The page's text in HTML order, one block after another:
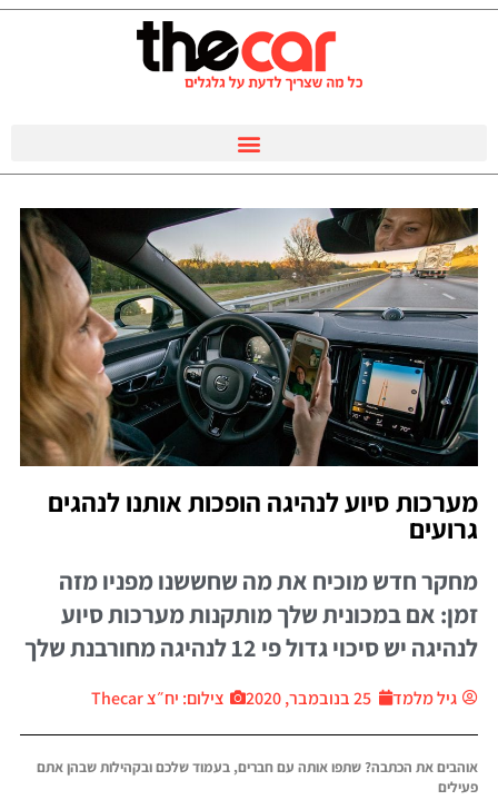
מערכות סיוע לנהיגה הופכות אותנו לנהגים
גרועים
מחקר חדש מוכיח את מה שחששנו מפניו מזה
זמן: אם במכונית שלך מותקנות מערכות סיוע
לנהיגה יש סיכוי גדול פי 12 לנהיגה מחורבנת שלך
גיל מלמד 25 בנובמבר, 2020 צילום: יח״צ Thecar
אוהבים את הכתבה? שתפו אותה עם חברים, בעמוד שלכם ובקהילות שבהן אתם
פעילים